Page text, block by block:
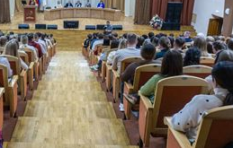
Интерактивные
форматы
взаимодействия с
КГМУ
Справочник
выпускника КГМУ
Вакансии
Презентации
работодателей
Целевая
ординатура:
предложения